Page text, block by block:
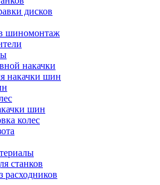
дисков
шиномонтаж
накачки
накачки шин
шин
колес
станков
расходников